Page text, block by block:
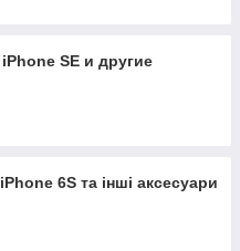
SE и другие
6S та інші аксесуари